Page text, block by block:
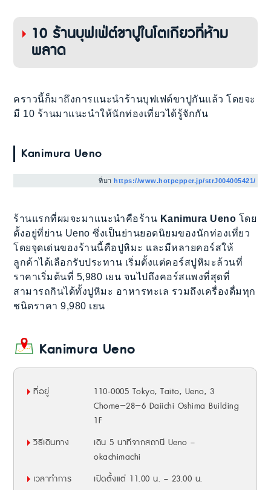
10 ร้านบุฟเฟ่ต์ขาปูในโตเกียวที่ห้าม
พลาด
คราวนี้ก็มาถึงการแนะนำร้านบุฟเฟต์ขาปูกันแล้ว โดยจะ
มี 10 ร้านมาแนะนำให้นักท่องเที่ยวได้รู้จักกัน
Kanimura Ueno
ที่มา https://www.hotpepper.jp/strJ004005421/
ร้านแรกที่ผมจะมาแนะนำคือร้าน Kanimura Ueno โดย
ตั้งอยู่ที่ย่าน Ueno ซึ่งเป็นย่านยอดนิยมของนักท่องเที่ยว
โดยจุดเด่นของร้านนี้คือปูหิมะ และมีหลายคอร์สให้
ลูกค้าได้เลือกรับประทาน เริ่มตั้งแต่คอร์สปูหิมะล้วนที่
ราคาเริ่มต้นที่ 5,980 เยน จนไปถึงคอร์สแพงที่สุดที่
สามารถกินได้ทั้งปูหิมะ อาหารทะเล รวมถึงเครื่องดื่มทุก
ชนิดราคา 9,980 เยน
Kanimura Ueno
ที่อยู่
110-0005 Tokyo, Taito, Ueno, 3
Chome−28−6 Daiichi Oshima Building
1F
วิธีเดินทาง
เดิน 5 นาทีจากสถานี Ueno –
okachimachi
เวลาทำการ
เปิดตั้งแต่ 11.00 น. – 23.00 น.